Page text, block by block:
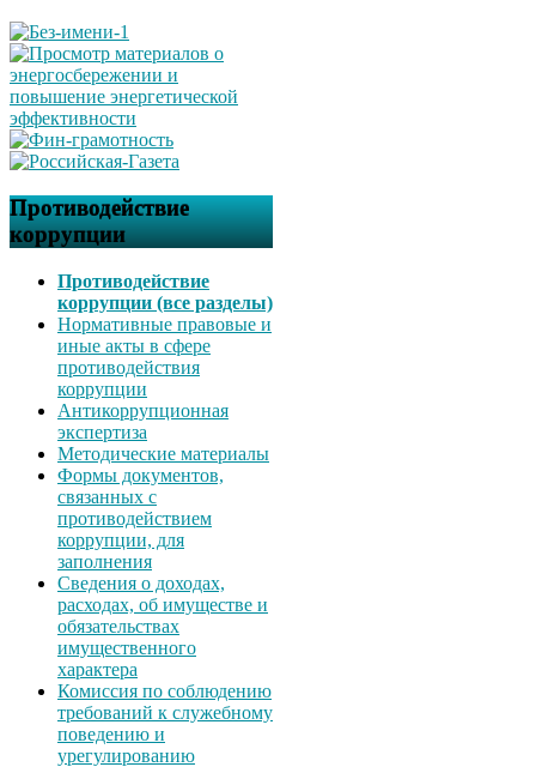
Противодействие
коррупции
Противодействие
коррупции (все разделы)
Нормативные правовые и
иные акты в сфере
противодействия
коррупции
Антикоррупционная
экспертиза
Методические материалы
Формы документов,
связанных с
противодействием
коррупции, для
заполнения
Сведения о доходах,
расходах, об имуществе и
обязательствах
имущественного
характера
Комиссия по соблюдению
требований к служебному
поведению и
урегулированию